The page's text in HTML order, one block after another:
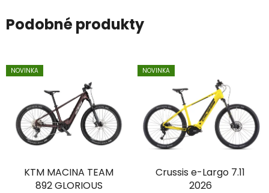
Podobné produkty
NOVINKA
KTM MACINA TEAM
892 GLORIOUS
NOVINKA
Crussis e-Largo 7.11
2026